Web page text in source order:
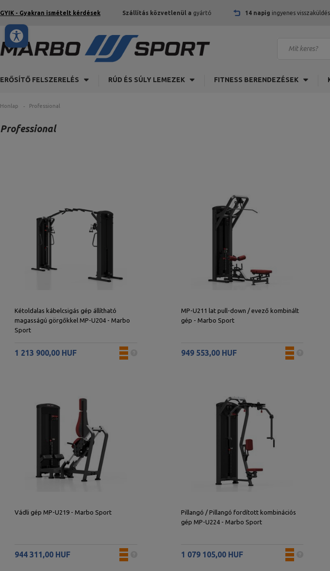
GYIK - Gyakran ismételt kérdések Szállítás közvetlenül a gyártó 14 napig ingyenes visszaküldés
ERŐSÍTŐ FELSZERELÉS RÚD ÉS SÚLY LEMEZEK FITNESS BERENDEZÉSEK
Honlap Professional
Professional
Kétoldalas kábelcsigás gép állítható
magasságú görgőkkel MP-U204 - Marbo
Sport
1 213 900,00 HUF
MP-U211 lat pull-down / evező kombinált
gép - Marbo Sport
949 553,00 HUF
Vádli gép MP-U219 - Marbo Sport
944 311,00 HUF
Pillangó / Pillangó fordított kombinációs
gép MP-U224 - Marbo Sport
1 079 105,00 HUF